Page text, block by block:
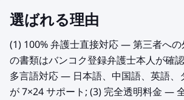
選ばれる理由
(1) 100% 弁護士直接対応 — 第三者へ
の書類はバンコク登録弁護士本人が確
多言語対応 — 日本語、中国語、英語、
が 7×24 サポート; (3) 完全透明料金 —